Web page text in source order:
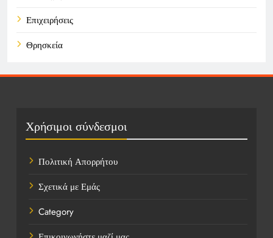
Επιχειρήσεις
Θρησκεία
Πολιτική
Τοποθεσίες
Χρήσιμοι σύνδεσμοι
Πολιτική Απορρήτου
Σχετικά με Εμάς
Category